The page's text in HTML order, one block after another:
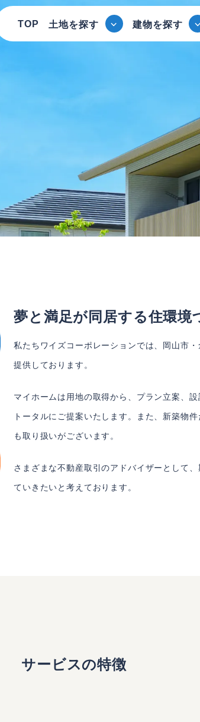
TOP 土地を探す 建物を探す
夢と満足が同居する住環境
私たちワイズコーポレーションでは、岡山市
提供しております。
マイホームは用地の取得から、プラン立案、
トータルにご提案いたします。また、新築物
も取り扱いがございます。
さまざまな不動産取引のアドバイザーとして
ていきたいと考えております。
サービスの特徴